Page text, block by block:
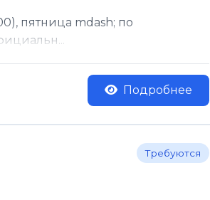
пятница mdash; по
Подробнее
Требуются